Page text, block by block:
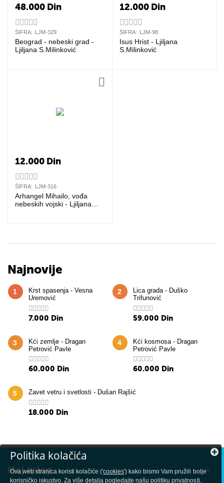
48.000 Din
ŠIFRA: LJM-329
Beograd - nebeski grad -
Ljiljana S.Milinković
12.000 Din
ŠIFRA: LJM-98
Isus Hrist - Ljiljana
S.Milinković
12.000 Din
ŠIFRA: LJM-316
Arhangel Mihailo, vođa
nebeskih vojski - Ljiljana
Najnovije
1
Krst spasenja - Vesna
Uremović
7.000 Din
2
Lica grada - Duško
Trifunović
59.000 Din
3
Kći zemlje - Dragan
Petrović Pavle
60.000 Din
4
Kći kosmosa - Dragan
Petrović Pavle
60.000 Din
5 Zavet vetru i svetlosti - Dušan Rajšić
18.000 Din
Moj nalog
Politika kolačića
Ova web stranica koristi kolačiće ('cookies') kako bismo Vam pružili bolje
korisničko iskustvo. Za više detalja pogledajte našupolitiku privatnosti.